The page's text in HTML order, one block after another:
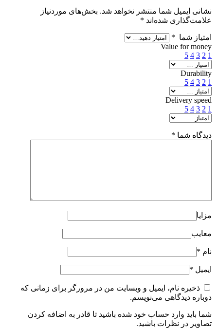
نشانی ایمیل شما منتشر نخواهد شد. بخش‌های موردنیاز
علامت‌گذاری شده‌اند *
امتیاز شما *
Value for money
1
2
3
4
5
Durability
1
2
3
4
5
Delivery speed
1
2
3
4
5
دیدگاه شما *
مزایا
معایب
نام *
ایمیل *
ذخیره نام، ایمیل و وبسایت من در مرورگر برای زمانی که
دوباره دیدگاهی می‌نویسم.
شما باید وارد حساب خود شده باشید تا قادر به اضافه کردن
تصاویر در نظرات باشید.